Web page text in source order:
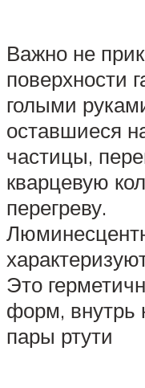
Важно не
поверхности
голыми
оставшиеся
частицы,
кварцевую
перегреву.
Это
форм, внутрь
пары ртути